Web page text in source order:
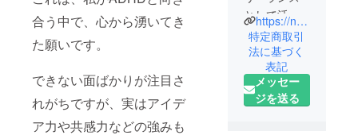
合う中で、心から湧いてき
た願いです。
できない面ばかりが注目さ
れがちですが、実はアイデ
ア力や共感力などの強みも
として活動
中。2025年3
月にノート
ルダム清心
女子大学を
卒業。
https://note.com/npochammm
特定商取引
法に基づく
表記
メッセー
ジを送る